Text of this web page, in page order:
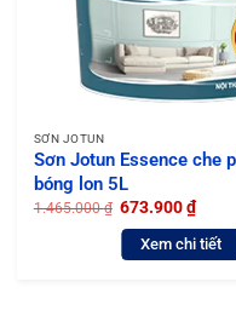
SƠN JOTUN
Sơn Jotun Essence che
bóng lon 5L
1.465.000₫ Giá
gốc
là:
1.465.000 ₫.
673.900₫Giá
hiện
tại
là:
Xem chi tiết